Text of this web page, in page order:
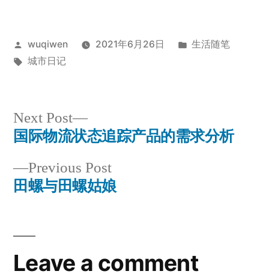
Posted
by
wuqiwen 2021年6月26日
Posted
生活随笔
Tags:
城市日记
Post
navigation
Previous PostPrevious
post:
田螺与田螺姑娘
Next Post
Next
post:
国际物流状态追踪产品的需求分析
Leave a comment